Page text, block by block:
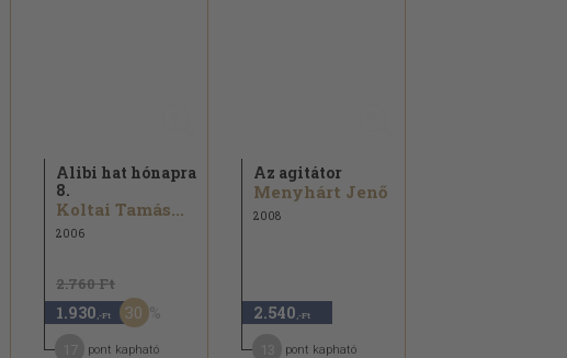
Alibi hat hónapra
8.
Koltai Tamás...
2006
2.760 Ft
1.930 ,-Ft 30
pont kapható
Az agitátor
Menyhárt Jenő
2008
2.540 ,-Ft
pont kapható